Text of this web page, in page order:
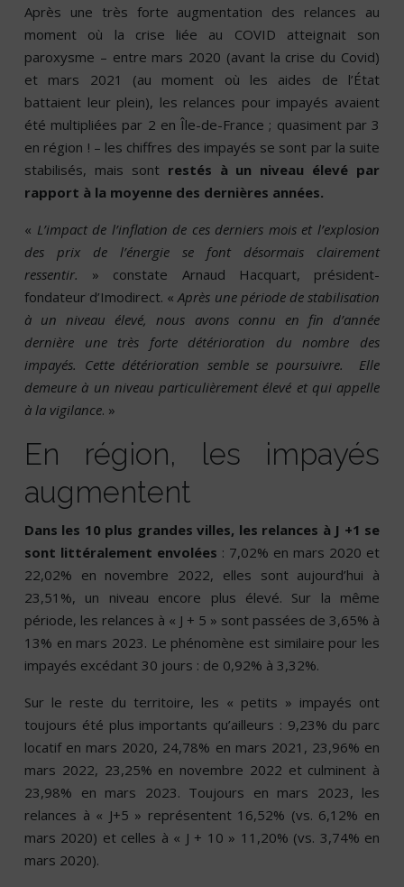
Après une très forte augmentation des relances au
moment où la crise liée au COVID atteignait son
paroxysme – entre mars 2020 (avant la crise du Covid)
et mars 2021 (au moment où les aides de l’État
battaient leur plein), les relances pour impayés avaient
été multipliées par 2 en Île-de-France ; quasiment par 3
en région ! – les chiffres des impayés se sont par la suite
stabilisés, mais sont restés à un niveau élevé par
rapport à la moyenne des dernières années.
« L’impact de l’inflation de ces derniers mois et l’explosion
des prix de l’énergie se font désormais clairement
ressentir. » constate Arnaud Hacquart, président-
fondateur d’Imodirect. « Après une période de stabilisation
à un niveau élevé, nous avons connu en fin d’année
dernière une très forte détérioration du nombre des
impayés. Cette détérioration semble se poursuivre. Elle
demeure à un niveau particulièrement élevé et qui appelle
à la vigilance. »
En région, les impayés
augmentent
Dans les 10 plus grandes villes, les relances à J +1 se
sont littéralement envolées : 7,02% en mars 2020 et
22,02% en novembre 2022, elles sont aujourd’hui à
23,51%, un niveau encore plus élevé. Sur la même
période, les relances à « J + 5 » sont passées de 3,65% à
13% en mars 2023. Le phénomène est similaire pour les
impayés excédant 30 jours : de 0,92% à 3,32%.
Sur le reste du territoire, les « petits » impayés ont
toujours été plus importants qu’ailleurs : 9,23% du parc
locatif en mars 2020, 24,78% en mars 2021, 23,96% en
mars 2022, 23,25% en novembre 2022 et culminent à
23,98% en mars 2023. Toujours en mars 2023, les
relances à « J+5 » représentent 16,52% (vs. 6,12% en
mars 2020) et celles à « J + 10 » 11,20% (vs. 3,74% en
mars 2020).